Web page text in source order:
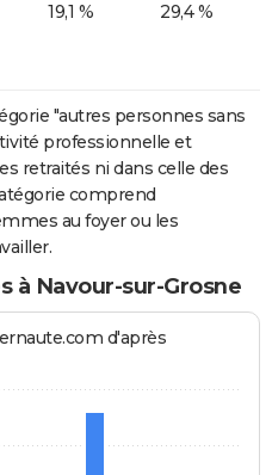
19,1 % 29,4 %
"autres personnes sans
professionnelle et
retraités ni dans celle des
comprend
au foyer ou les
à Navour-sur-Grosne
d'après